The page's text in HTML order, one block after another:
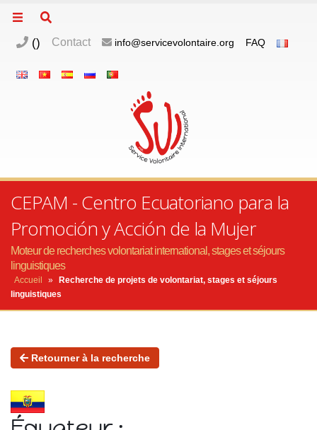
() Contact info@servicevolontaire.org FAQ
CEPAM - Centro Ecuatoriano para la
Promoción y Acción de la Mujer
Moteur de recherches volontariat international, stages et séjours
linguistiques
Accueil »
Recherche de projets de volontariat, stages et séjours
linguistiques
Retourner à la recherche